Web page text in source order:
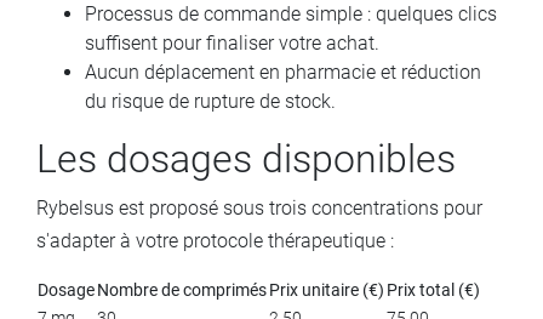
Processus de commande simple : quelques clics
suffisent pour finaliser votre achat.
Aucun déplacement en pharmacie et réduction
du risque de rupture de stock.
Les dosages disponibles
Rybelsus est proposé sous trois concentrations pour
s'adapter à votre protocole thérapeutique :
DosageNombre de comprimésPrix unitaire (€) Prix total (€)